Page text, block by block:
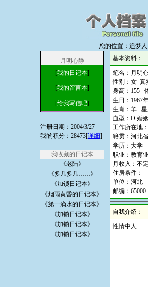
您的位置： 追梦
月明心静
[我的日记本]
[我的留言本]
[给我写信吧]
注册日期：2004/3/27
我的积分：28473[详细]
我收藏的日记本
《老陆》
《多几多几……》
《加锁日记本》
《烟雨黄昏的日记本》
《第一滴水的日记本》
《加锁日记本》
《加锁日记本》
《加锁日记本》
基本资料：
笔名：月明
性别：女 真
身高：155
生日：1967
生肖：羊 星
血型：O 婚
工作所在地
籍贯：河北
学历：大学
职业：教育业
月收入：不定
住房条件：
单位：河北
邮编：65000
自我介绍：
性情中人